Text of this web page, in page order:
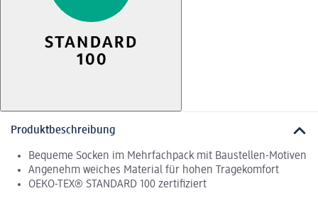
Produktbeschreibung
Bequeme Socken im Mehrfachpack mit Baustellen-Motiven
Angenehm weiches Material für hohen Tragekomfort
OEKO-TEX® STANDARD 100 zertifiziert